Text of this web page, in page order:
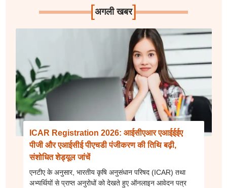
[अगली खबर]
ICAR Registration 2026: आईसीएआर एआईईईए
पीजी और एआईसीई पीएचडी पंजीकरण की तिथि बढ़ी,
संशोधित शेड्यूल जांचें
एनटीए के अनुसार, भारतीय कृषि अनुसंधान परिषद (ICAR) तथा
अभ्यर्थियों से प्राप्त अनुरोधों को देखते हुए ऑनलाइन आवेदन पत्र